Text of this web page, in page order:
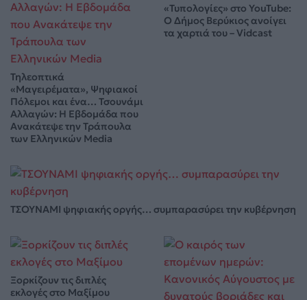
Τηλεοπτικά
«Μαγειρέματα», Ψηφιακοί
Πόλεμοι και ένα… Τσουνάμι
Αλλαγών: Η Εβδομάδα που
Ανακάτεψε την Τράπουλα
των Ελληνικών Media
«Τυπολογίες» στο YouTube:
Ο Δήμος Βερύκιος ανοίγει
τα χαρτιά του – Vidcast
ΤΣΟΥΝΑΜΙ ψηφιακής οργής… συμπαρασύρει την κυβέρνηση
Ξορκίζουν τις διπλές
εκλογές στο Μαξίμου